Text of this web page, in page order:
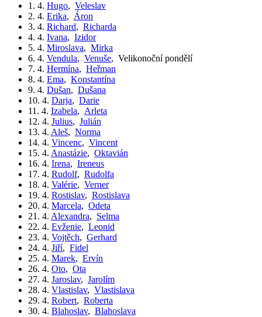
1. 4. Hugo, Veleslav
2. 4. Erika, Áron
3. 4. Richard, Richarda
4. 4. Ivana, Izidor
5. 4. Miroslava, Mirka
6. 4. Vendula, Venuše, Velikonoční pondělí
7. 4. Hermína, Heřman
8. 4. Ema, Konstantína
9. 4. Dušan, Dušana
10. 4. Darja, Darie
11. 4. Izabela, Arleta
12. 4. Julius, Julián
13. 4. Aleš, Norma
14. 4. Vincenc, Vincent
15. 4. Anastázie, Oktavián
16. 4. Irena, Ireneus
17. 4. Rudolf, Rudolfa
18. 4. Valérie, Verner
19. 4. Rostislav, Rostislava
20. 4. Marcela, Odeta
21. 4. Alexandra, Selma
22. 4. Evženie, Leonid
23. 4. Vojtěch, Gerhard
24. 4. Jiří, Fidel
25. 4. Marek, Ervín
26. 4. Oto, Ota
27. 4. Jaroslav, Jarolím
28. 4. Vlastislav, Vlastislava
29. 4. Robert, Roberta
30. 4. Blahoslav, Blahoslava